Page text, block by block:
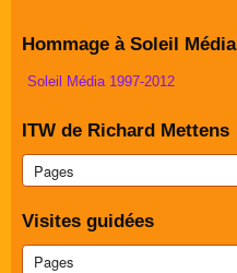
Hommage à Soleil Média
Soleil Média 1997-2012
ITW de Richard Mettens
Visites guidées